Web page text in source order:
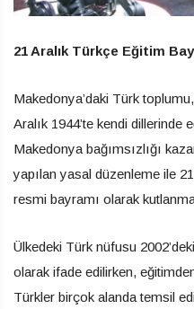
21 Aralık Türkçe Eğitim
Makedonya’daki Türk
Aralık 1944’te kendi dillerinde
Makedonya bağımsızlığı
yapılan yasal düzenleme ile
resmi bayramı olarak
Ülkedeki Türk nüfusu
olarak ifade edilirken,
Türkler birçok alanda temsil